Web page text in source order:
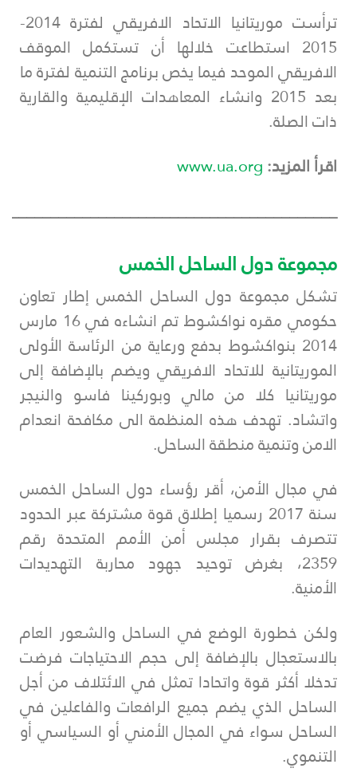
ترأست موريتانيا الاتحاد الافريقي لفترة 2014-
2015 استطاعت خلالها أن تستكمل الموقف
الافريقي الموحد فيما يخص برنامج التنمية لفترة ما
بعد 2015 وانشاء المعاهدات الإقليمية والقارية
ذات الصلة.
اقرأ المزيد:www.ua.org
مجموعة دول الساحل الخمس
تشكل مجموعة دول الساحل الخمس إطار تعاون
حكومي مقره نواكشوط تم انشاءه في 16 مارس
2014 بنواكشوط بدفع ورعاية من الرئاسة الأولى
الموريتانية للاتحاد الافريقي ويضم بالإضافة إلى
موريتانيا كلا من مالي وبوركينا فاسو والنيجر
واتشاد. تهدف هذه المنظمة الى مكافحة انعدام
الامن وتنمية منطقة الساحل.
في مجال الأمن، أقر رؤساء دول الساحل الخمس
سنة 2017 رسميا إطلاق قوة مشتركة عبر الحدود
تتصرف بقرار مجلس أمن الأمم المتحدة رقم
2359، بغرض توحيد جهود محاربة التهديدات
الأمنية.
ولكن خطورة الوضع في الساحل والشعور العام
بالاستعجال بالإضافة إلى حجم الاحتياجات فرضت
تدخلا أكثر قوة واتحادا تمثل في الائتلاف من أجل
الساحل الذي يضم جميع الرافعات والفاعلين في
الساحل سواء في المجال الأمني أو السياسي أو
التنموي.